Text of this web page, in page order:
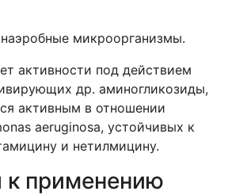
микроорганизмы.
активности под действием
др. аминогликозиды,
активным в отношении
aeruginosa, устойчивых к
и нетилмицину.
к применению